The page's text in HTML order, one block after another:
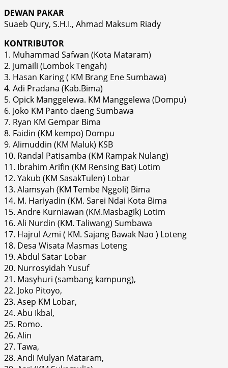
DEWAN PAKAR
Suaeb Qury, S.H.I., Ahmad Maksum Riady
KONTRIBUTOR
1. Muhammad Safwan (Kota Mataram)
2. Jumaili (Lombok Tengah)
3. Hasan Karing ( KM Brang Ene Sumbawa)
4. Adi Pradana (Kab.Bima)
5. Opick Manggelewa. KM Manggelewa (Dompu)
6. Joko KM Panto daeng Sumbawa
7. Ryan KM Gempar Bima
8. Faidin (KM kempo) Dompu
9. Alimuddin (KM Maluk) KSB
10. Randal Patisamba (KM Rampak Nulang)
11. Ibrahim Arifin (KM Rensing Bat) Lotim
12. Yakub (KM SasakTulen) Lobar
13. Alamsyah (KM Tembe Nggoli) Bima
14. M. Hariyadin (KM. Sarei Ndai Kota Bima
15. Andre Kurniawan (KM.Masbagik) Lotim
16. Ali Nurdin (KM. Taliwang) Sumbawa
17. Hajrul Azmi ( KM. Sajang Bawak Nao ) Loteng
18. Desa Wisata Masmas Loteng
19. Abdul Satar Lobar
20. Nurrosyidah Yusuf
21. Masyhuri (sambang kampung),
22. Joko Pitoyo,
23. Asep KM Lobar,
24. Abu Ikbal,
25. Romo.
26. Alin
27. Tawa,
28. Andi Mulyan Mataram,